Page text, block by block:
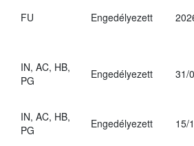
FU Engedélyezett
IN, AC, HB,
PG
Engedélyezett 31/
IN, AC, HB,
PG
Engedélyezett 15/